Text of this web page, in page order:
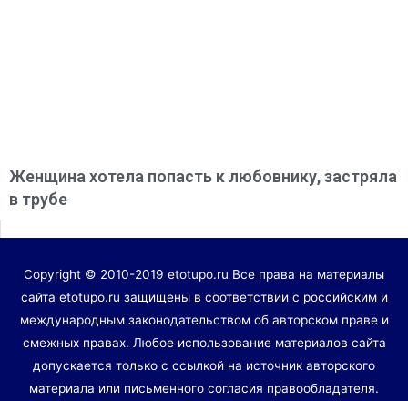
Женщина хотела попасть к любовнику, застряла
в трубе
Copyright © 2010-2019 etotupo.ru Все права на материалы
сайта etotupo.ru защищены в соответствии с российским и
международным законодательством об авторском праве и
смежных правах. Любое использование материалов сайта
допускается только с ссылкой на источник авторского
материала или письменного согласия правообладателя.